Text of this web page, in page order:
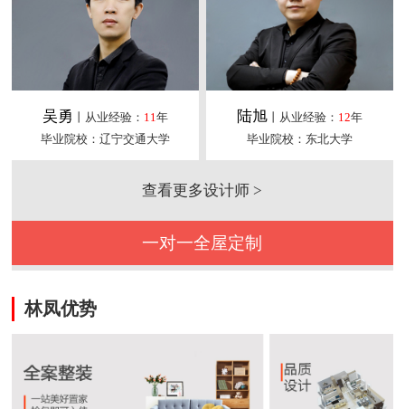
吴勇 丨从业经验： 11年
毕业院校：辽宁交通大学
陆旭丨从业经验： 12年
毕业院校：东北大学
查看更多设计师 >
一对一全屋定制
林凤优势